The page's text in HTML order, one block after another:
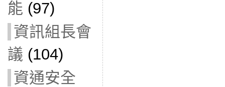
能 (97)
資訊組長會
議 (104)
資通安全